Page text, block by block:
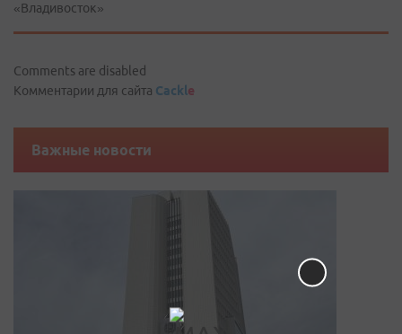
«Владивосток»
Comments are disabled
Комментарии для сайта Cackle
Важные новости